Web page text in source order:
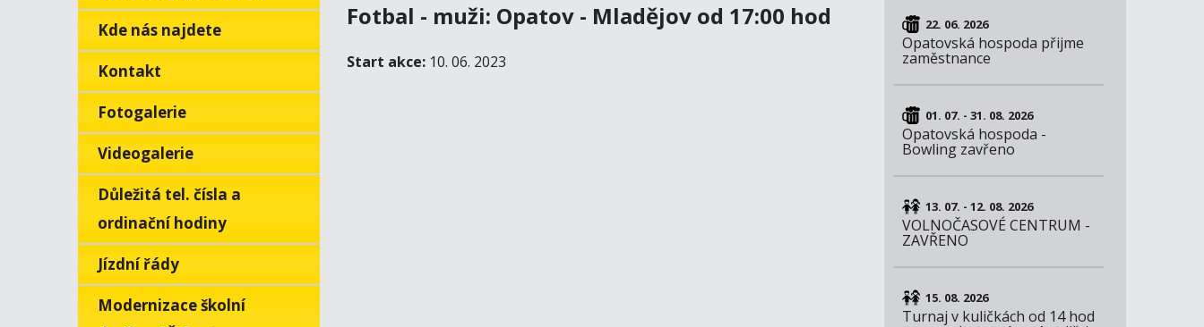
Kde nás najdete
Kontakt
Fotogalerie
Videogalerie
Důležitá tel. čísla a
ordinační hodiny
Jízdní řády
Modernizace školní
Fotbal - muži: Opatov - Mladějov od 17:00 hod
Start akce: 10. 06. 2023
22. 06. 2026
Opatovská hospoda přijme
zaměstnance
01. 07. - 31. 08. 2026
Opatovská hospoda -
Bowling zavřeno
13. 07. - 12. 08. 2026
VOLNOČASOVÉ CENTRUM -
ZAVŘENO
15. 08. 2026
Turnaj v kuličkách od 14 hod